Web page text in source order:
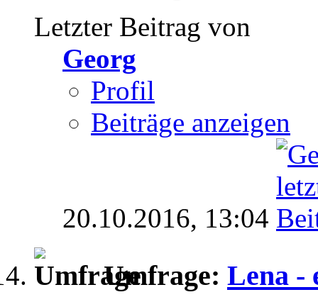
Letzter Beitrag von
Georg
Profil
Beiträge anzeigen
20.10.2016, 13:04
Umfrage: Lena -